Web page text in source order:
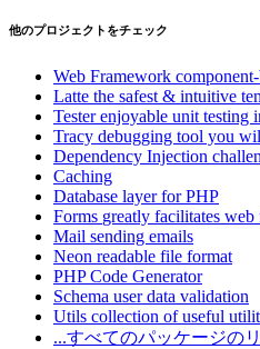
このページで問題を見つけま
GitHub で表示(次に E を押
プレビューを開く
GitHub でこのページの問題
他のプロジェクトをチェック
Web Framework
Latte the safest & intuitive
Testerenjoyable unit testing
Tracy debugging tool you
Dependency Injection
Caching
Database layer for PHP
Forms greatly facilitates web
Mail sending emails
Neon readable file format
PHP Code Generator
Schema user data validation
Utils collection of useful
...すべてのパッケージの